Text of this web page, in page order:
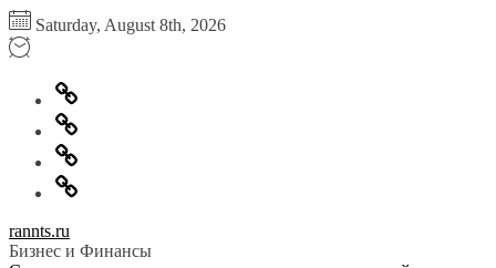
Перейти
к
содержимому
Saturday, August 8th, 2026
Главная
Информация
для
правообладателей
Обратная
связь
Политика
конфиденциальности
rannts.ru
Бизнес и Финансы